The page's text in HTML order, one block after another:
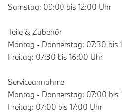
Samstag: 09:00 bis 12:00 Uhr
Teile & Zubehör
Montag - Donnerstag: 07:30 bis
Freitag: 07:30 bis 16:00 Uhr
Serviceannahme
Montag - Donnerstag: 07:00 bis
Freitag: 07:00 bis 17:00 Uhr